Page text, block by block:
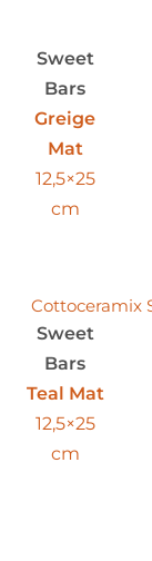
Sweet
Bars
Greige
Mat
12,5×25
cm
Sweet
Bars
Teal Mat
12,5×25
cm